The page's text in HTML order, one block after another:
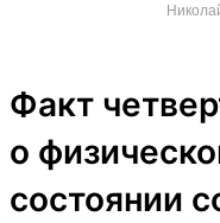
Факт
о
состоянии